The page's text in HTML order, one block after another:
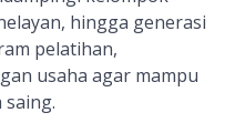
hingga generasi
pelatihan,
usaha agar mampu